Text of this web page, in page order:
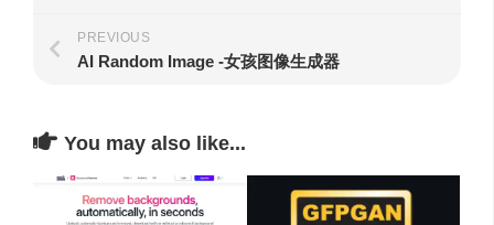
PREVIOUS
AI Random Image -女孩图像生成器
You may also like...